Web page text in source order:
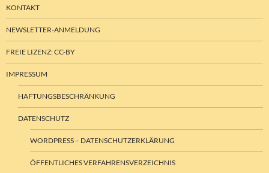
KONTAKT
NEWSLETTER-ANMELDUNG
FREIE LIZENZ: CC-BY
IMPRESSUM
HAFTUNGSBESCHRÄNKUNG
DATENSCHUTZ
WORDPRESS – DATENSCHUTZERKLÄRUNG
ÖFFENTLICHES VERFAHRENSVERZEICHNIS